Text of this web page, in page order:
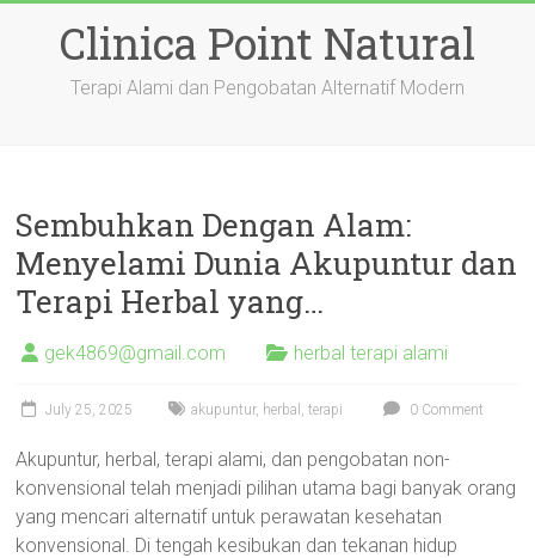
contentClinica Point Natural
Terapi Alami dan Pengobatan Alternatif Modern
Sembuhkan Dengan Alam:
Menyelami Dunia Akupuntur dan
Terapi Herbal yang…
gek4869@gmail.com herbal terapi alami
July 25, 2025 akupuntur, herbal ,terapi 0 Comment
Akupuntur, herbal, terapi alami, dan pengobatan non-
konvensional telah menjadi pilihan utama bagi banyak orang
yang mencari alternatif untuk perawatan kesehatan
konvensional. Di tengah kesibukan dan tekanan hidup